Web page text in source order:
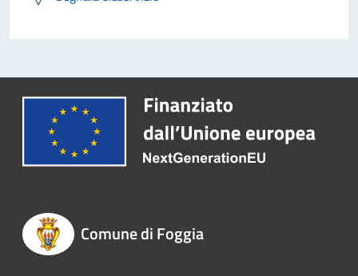
Comune di Foggia